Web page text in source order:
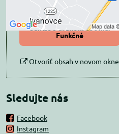
Povoliť a zapamätať -
súhlas s druhom cookie:
Funkčné
Otvoriť obsah v novom okne
Sledujte nás
Facebook
Instagram